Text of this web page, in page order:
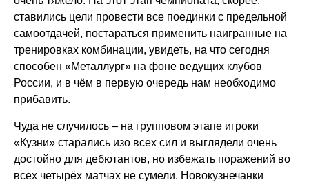
ставились цели провести все поединки с предельной
самоотдачей, постараться применить наигранные на
тренировках комбинации, увидеть, на что сегодня
способен «Металлург» на фоне ведущих клубов
России, и в чём в первую очередь нам необходимо
прибавить.
Чуда не случилось – на групповом этапе игроки
«Кузни» старались изо всех сил и выглядели очень
достойно для дебютантов, но избежать поражений во
всех четырёх матчах не сумели. Новокузнечанки